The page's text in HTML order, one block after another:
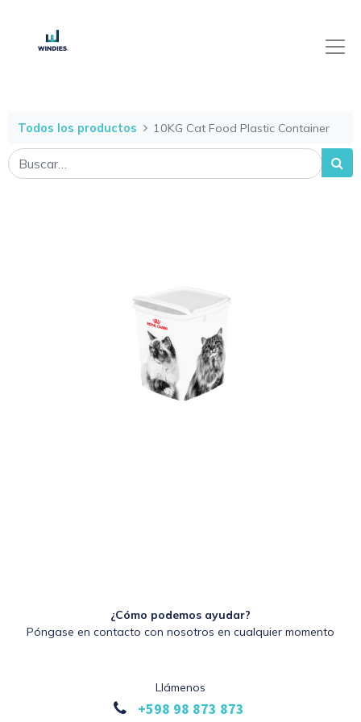
Todos los productos 10KG Cat Food Plastic Container
¿Cómo podemos ayudar?
Póngase en contacto con nosotros en cualquier momento
Llámenos
+598 98 873 873